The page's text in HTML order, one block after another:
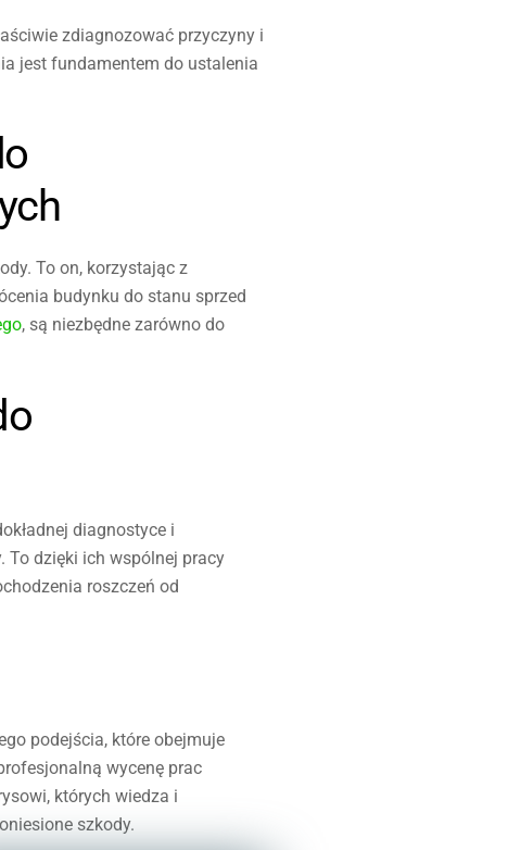
zdiagnozować przyczyny i
jest fundamentem do ustalenia
To on, korzystając z
budynku do stanu sprzed
, są niezbędne zarówno do
diagnostyce i
To dzięki ich wspólnej pracy
roszczeń od
podejścia, które obejmuje
wycenę prac
których wiedza i
szkody.